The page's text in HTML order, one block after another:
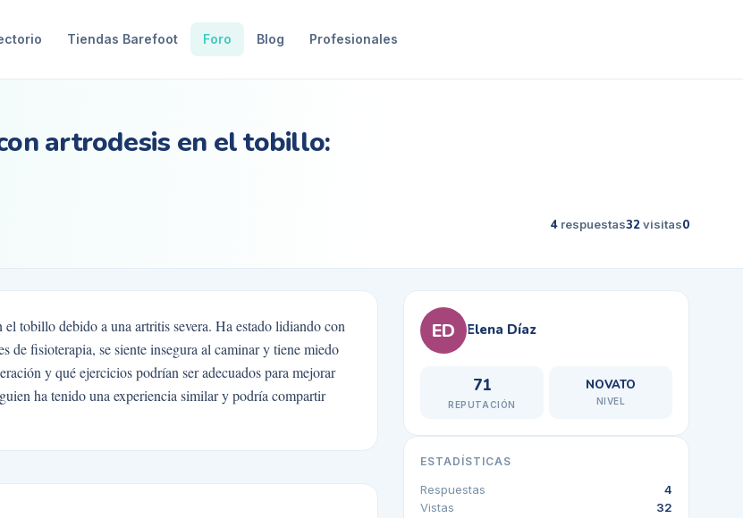
Tiendas Barefoot Foro Blog Profesionales
artrodesis en el tobillo:
4 respuestas32visitas0
tobillo debido a una artritis severa. Ha estado lidiando con
de fisioterapia, se siente insegura al caminar y tiene miedo
y qué ejercicios podrían ser adecuados para mejorar
ha tenido una experiencia similar y podría compartir
ED Elena Díaz
71
REPUTACIÓN
NOVATO
NIVEL
ESTADÍSTICAS
Respuestas
4
Vistas
32